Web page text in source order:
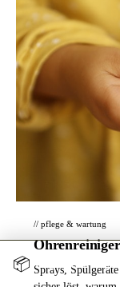
// pflege & wartung
Sprays,
📦 Hörgerät 30 Tage